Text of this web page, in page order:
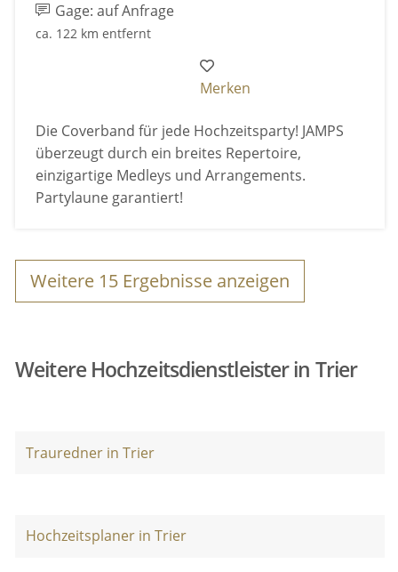
Gage: auf Anfrage
ca. 122 km entfernt
Merken
Die Coverband für jede Hochzeitsparty! JAMPS
überzeugt durch ein breites Repertoire,
einzigartige Medleys und Arrangements.
Partylaune garantiert!
Weitere 15 Ergebnisse anzeigen
Weitere Hochzeitsdienstleister in Trier
Trauredner in Trier
Hochzeitsplaner in Trier